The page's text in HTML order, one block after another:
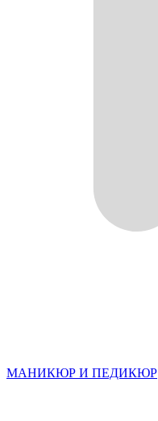
МАНИКЮР И ПЕДИКЮР